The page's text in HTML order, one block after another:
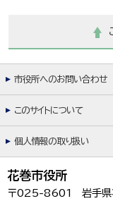
市役所へのお問い合わせ
このサイトについて
個人情報の取り扱い
花巻市役所
〒025-8601 岩手県